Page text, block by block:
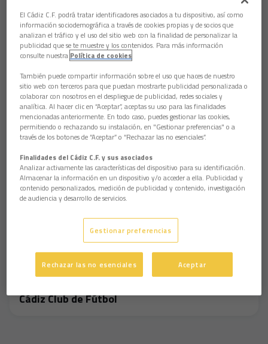
Cádiz Club de Fútbol
El Cádiz C.F. podrá tratar identificadores asociados a tu dispositivo, así como
información sociodemográfica a través de cookies propias y de socios que
analizan el tráfico y el uso del sitio web con la finalidad de personalizar la
publicidad que se te muestre y los contenidos. Para más información
consulte nuestra Política de cookies
También puede compartir información sobre el uso que haces de nuestro
sitio web con terceros para que puedan mostrarte publicidad personalizada o
colaborar con nosotros en el despliegue de publicidad, redes sociales y
analítica. Al hacer clic en “Aceptar”, aceptas su uso para las finalidades
mencionadas anteriormente. En todo caso, puedes gestionar las cookies,
permitiendo o rechazando su instalación, en "Gestionar preferencias" o a
través de los botones de “Aceptar” o “Rechazar las no esenciales”.
Finalidades del Cádiz C.F. y sus asociados
Analizar activamente las características del dispositivo para su identificación.
Almacenar la información en un dispositivo y/o acceder a ella. Publicidad y
contenido personalizados, medición de publicidad y contenido, investigación
de audiencia y desarrollo de servicios.
Gestionar preferencias
Rechazar las no esenciales Aceptar